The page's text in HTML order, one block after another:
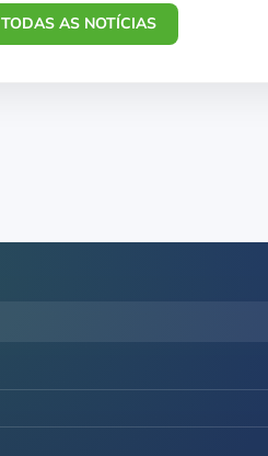
AS NOTÍCIAS